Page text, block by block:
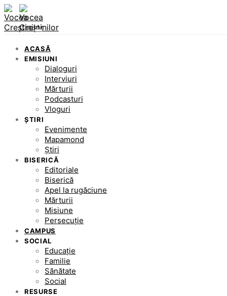
ACASĂ
EMISIUNI
Dialoguri
Interviuri
Mărturii
Podcasturi
Vloguri
ȘTIRI
Evenimente
Mapamond
Știri
BISERICĂ
Editoriale
Biserică
Apel la rugăciune
Mărturii
Misiune
Persecuție
CAMPUS
SOCIAL
Educație
Familie
Sănătate
Social
RESURSE